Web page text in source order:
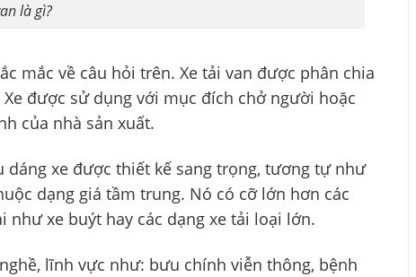
là gì?
mắc về câu hỏi trên. Xe tải van được phân chia
được sử dụng với mục đích chở người hoặc
của nhà sản xuất.
xe được thiết kế sang trọng, tương tự như
dạng giá tầm trung. Nó có cỡ lớn hơn các
như xe buýt hay các dạng xe tải loại lớn.
lĩnh vực như: bưu chính viễn thông, bệnh